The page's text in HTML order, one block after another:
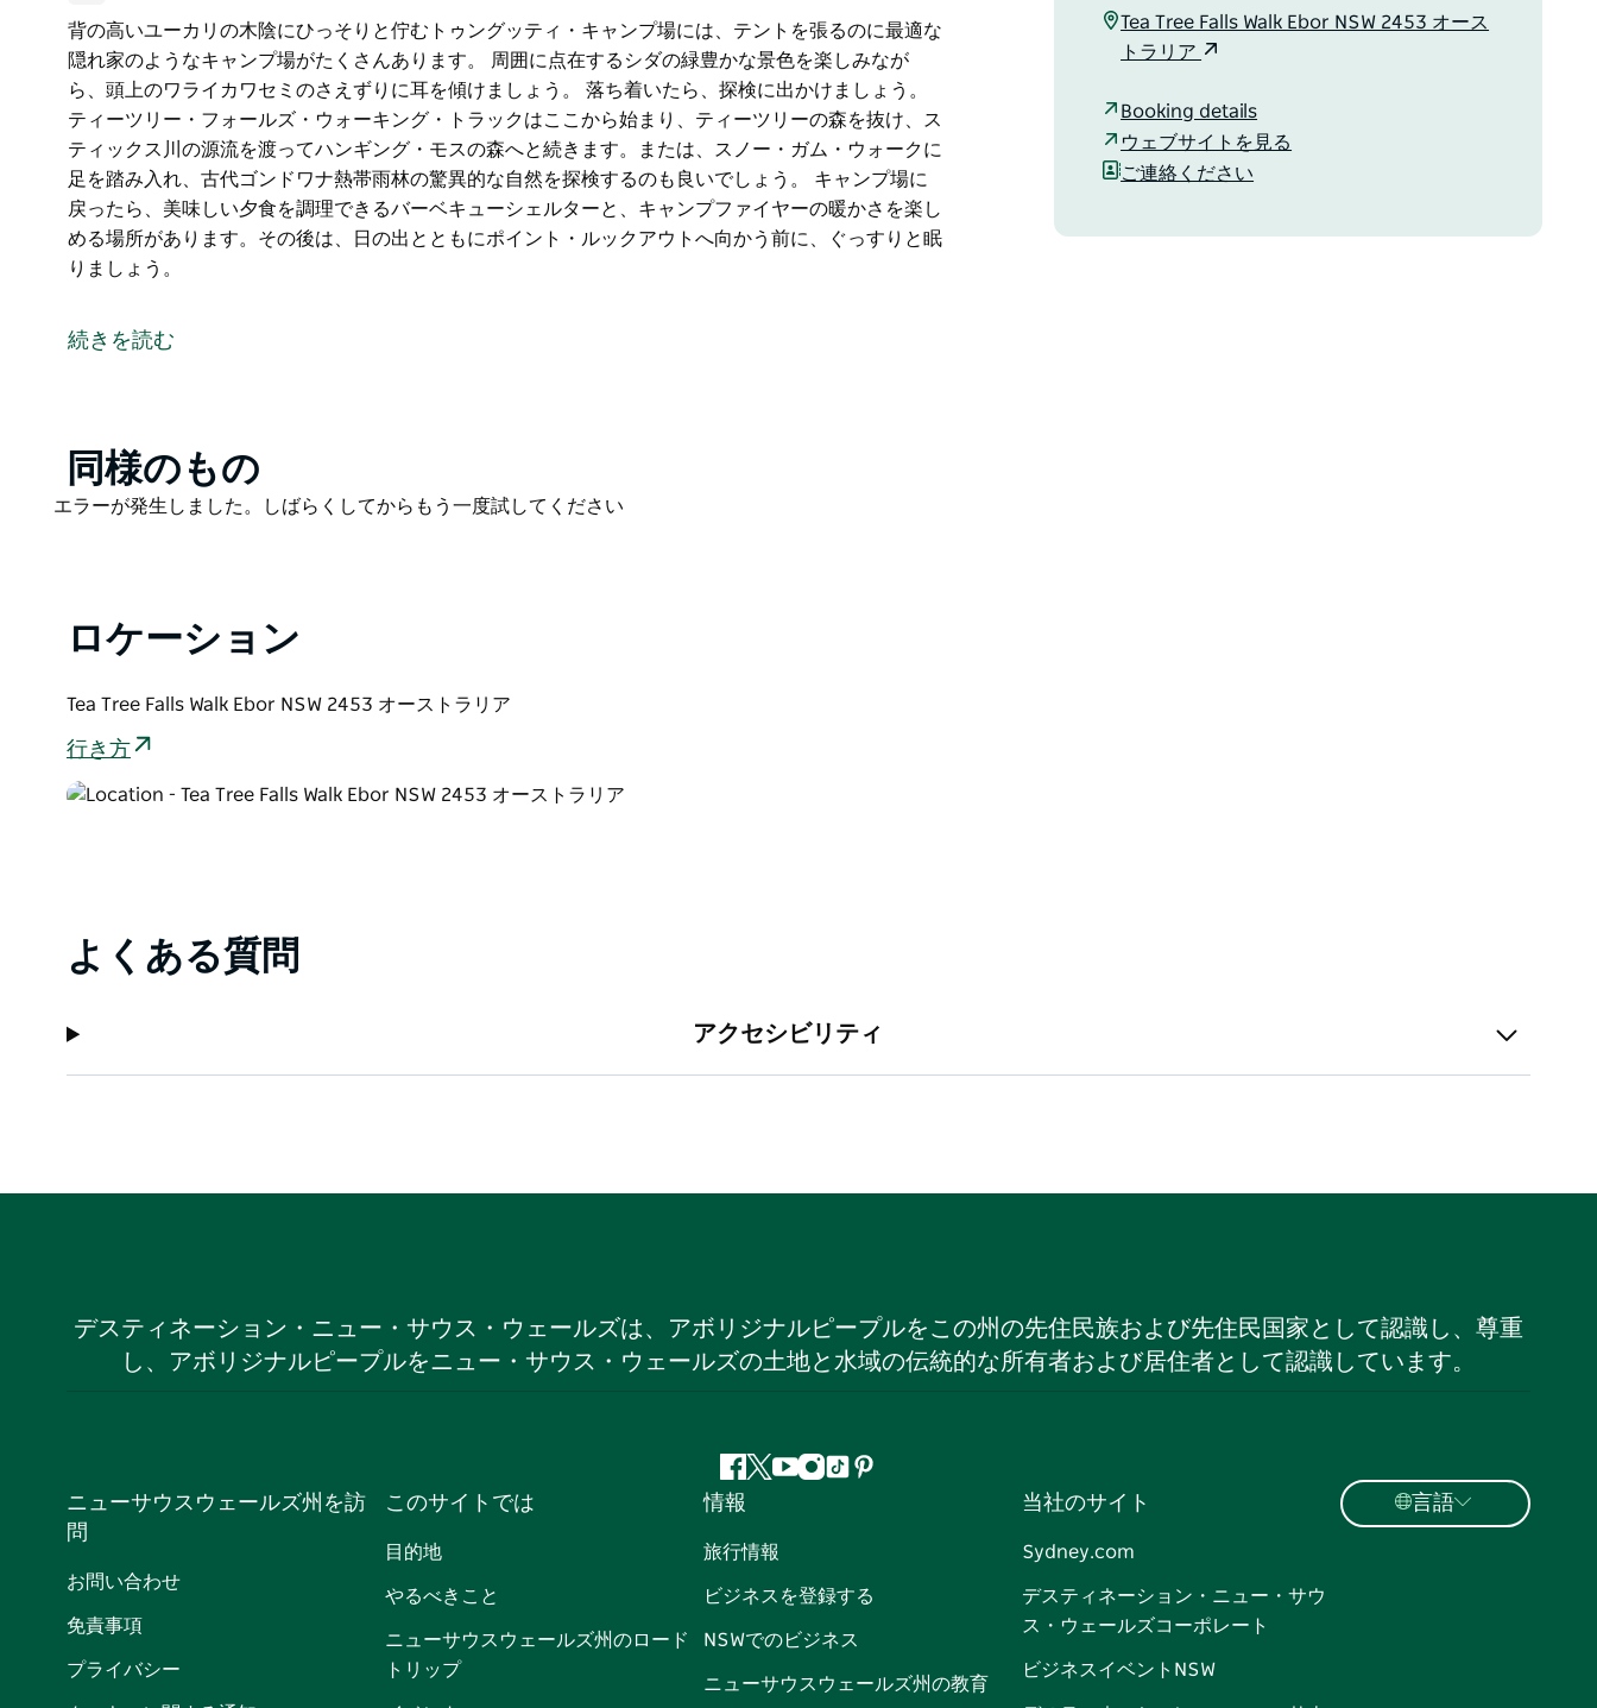
背の高いユーカリの木陰にひっそりと佇むトゥングッティ・キャンプ場には、テントを張るのに最適な
隠れ家のようなキャンプ場がたくさんあります。 周囲に点在するシダの緑豊かな景色を楽しみなが
ら、頭上のワライカワセミのさえずりに耳を傾けましょう。 落ち着いたら、探検に出かけましょう。
ティーツリー・フォールズ・ウォーキング・トラックはここから始まり、ティーツリーの森を抜け、ス
ティックス川の源流を渡ってハンギング・モスの森へと続きます。または、スノー・ガム・ウォークに
足を踏み入れ、古代ゴンドワナ熱帯雨林の驚異的な自然を探検するのも良いでしょう。 キャンプ場に
戻ったら、美味しい夕食を調理できるバーベキューシェルターと、キャンプファイヤーの暖かさを楽し
める場所があります。その後は、日の出とともにポイント・ルックアウトへ向かう前に、ぐっすりと眠
りましょう。
隠れ家のようなキャンプ場がたくさんあります。
ら始まり、ティーツリーの森を抜け、スティックス川の源流を渡ってハンギング・モスの森へと続きま
す。または、スノー・ガム・ウォークに足を踏み入れ、古代ゴンドワナ熱帯雨林の驚異的な自然を探検
ぐっすりと眠りましょう。
続きを読む
Tea Tree Falls Walk Ebor NSW 2453 オース
トラリア
Booking details
ウェブサイトを見る
ご連絡ください
Product
List
同様のもの
Product
エラーが発生しました。しばらくしてからもう一度試してください
ロケーション
Tea Tree Falls Walk Ebor NSW 2453 オーストラリア
行き方
よくある質問
アクセシビリティ
デスティネーション・ニュー・サウス・ウェールズは、アボリジナルピープルをこの州の先住民族および先住民国家として認識し、尊重
し、アボリジナルピープルをニュー・サウス・ウェールズの土地と水域の伝統的な所有者および居住者として認識しています。
フ
ェ
イ
ブ
ッ
ツ
ッ
ー
ユ
ー
ブ
イ
グ
ラ
テ
ト
ピ
ス
ニューサウスウェールズ州を訪
問
お問い合わせ
免責事項
プライバシー
このサイトでは
目的地
やるべきこと
ニューサウスウェールズ州のロード
トリップ
情報
旅行情報
ビジネスを登録する
NSWでのビジネス
ニューサウスウェールズ州の教育
当社のサイト
Sydney.com
デスティネーション・ニュー・サウ
ス・ウェールズコーポレート
ビジネスイベントNSW
言語